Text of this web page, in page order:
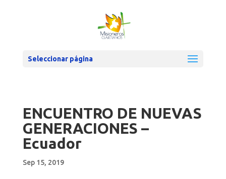
Seleccionar página
ENCUENTRO DE NUEVAS
GENERACIONES –
Ecuador
Sep 15, 2019